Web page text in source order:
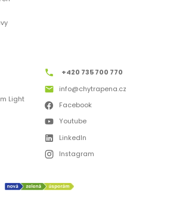
Light
+420 735 700 770
info@chytrapena.cz
Facebook
Youtube
LinkedIn
Instagram